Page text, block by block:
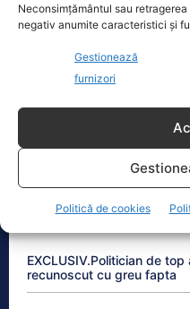
Neconsimțământul sau
negativ anumite caracteristici și
Gestionează
furnizori
Politică de cookies
Ion Cristoiu a
că era ucraineană
Anchetele Lumea
EXCLUSIV.Politician de
recunoscut cu greu fapta